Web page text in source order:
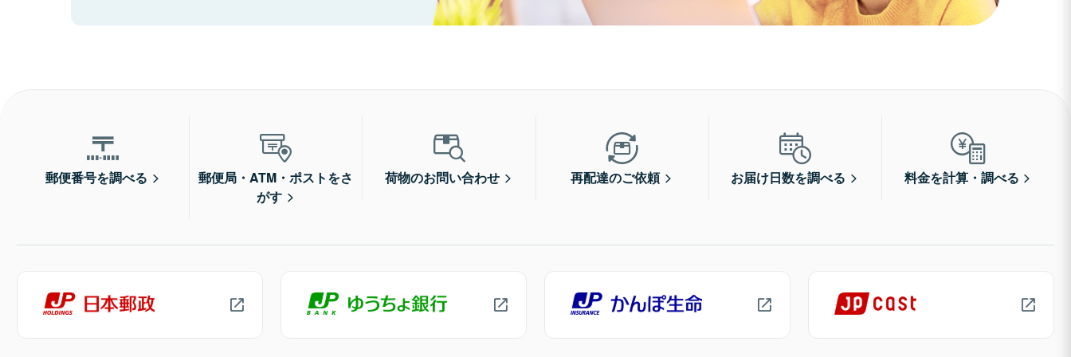
郵便番号を調べる
郵便局・ATM・ポストをさ
がす
荷物のお問い合わせ 再配達のご依頼 お届け日数を調べる 料金を計算・調べる